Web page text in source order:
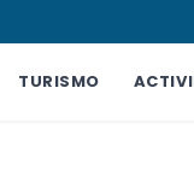
TURISMO